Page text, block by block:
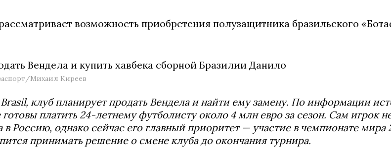
возможность приобретения полузащитника бразильского
Михаил Киреев
клуб планирует продать Вендела и найти ему замену. По информации
платить 24-летнему футболисту около 4 млн евро за сезон. Сам игрок
в Россию, однако сейчас его главный приоритет — участие в чемпионате мира
принимать решение о смене клуба до окончания турнира.